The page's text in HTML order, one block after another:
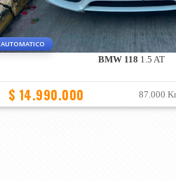
AUTOMATICO
BMW 118 1.5 AT
$ 14.990.000 87.000